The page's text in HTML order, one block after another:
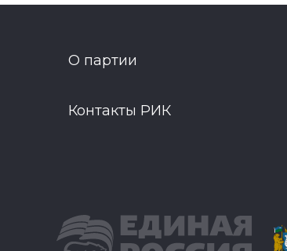
О партии
Контакты РИК